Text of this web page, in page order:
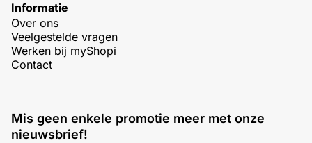
Informatie
Over ons
Veelgestelde vragen
Werken bij myShopi
Contact
Mis geen enkele promotie meer met onze
nieuwsbrief!